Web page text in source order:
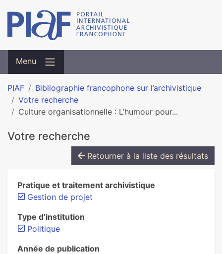
Menu
PIAF
Bibliographie francophone sur l’archivistique
Votre recherche
Culture organisationnelle : L’humour pour...
Votre recherche
Retourner à la liste des résultats
Pratique et traitement archivistique
Gestion de projet
Type d’institution
Politique
Année de publication